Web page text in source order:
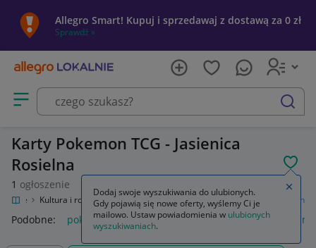
Allegro Smart! Kupuj i sprzedawaj z dostawą za 0 zł
Sprawdź »
Otwórz menu z kategoriami
szukaj
Karty Pokemon TCG - Jasienica
Rosielna
1 ogłoszenie
Kultura i rozrywka Gry Karciane Kolekcjonerskie Pokemon
Podobne: pokemon karty pokemon lego pokemon
Dodaj swoje wyszukiwania do ulubionych.
Gdy pojawią się nowe oferty, wyślemy Ci je
mailowo. Ustaw powiadomienia w ulubionych
wyszukiwaniach.